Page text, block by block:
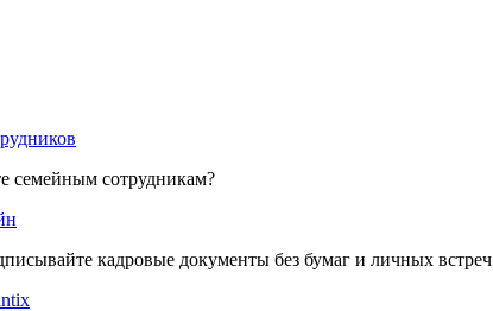
семейным сотрудникам?
кадровые документы без бумаг и личных встреч